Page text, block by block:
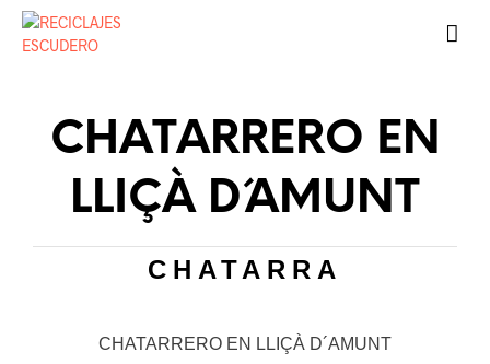
CHATARRERO EN
LLIÇÀ D´AMUNT
CHATARRA
CHATARRERO EN LLIÇÀ D´AMUNT